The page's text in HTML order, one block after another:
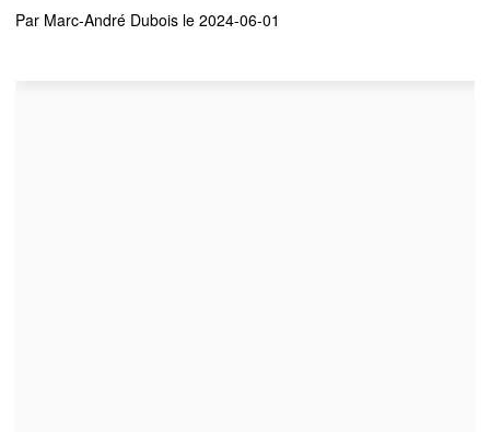
Par Marc-André Dubois le 2024-06-01